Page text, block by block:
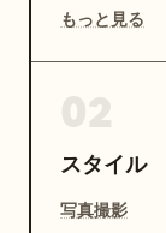
もっと見る
スタイル
写真撮影